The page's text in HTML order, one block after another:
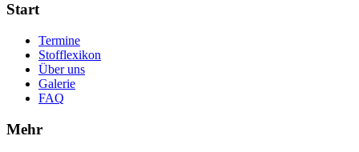
Start
Termine
Stofflexikon
Über uns
Galerie
FAQ
Mehr